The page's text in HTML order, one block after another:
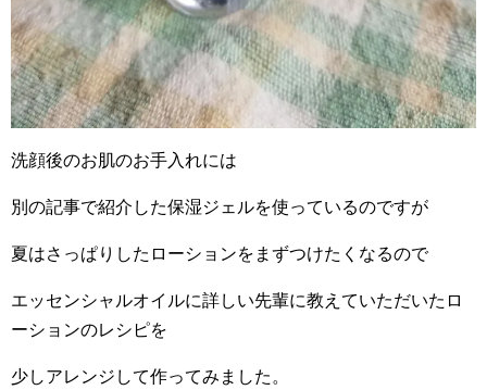
洗顔後のお肌のお手入れには
別の記事で紹介した保湿ジェルを使っているのですが
夏はさっぱりしたローションをまずつけたくなるので
エッセンシャルオイルに詳しい先輩に教えていただいたロ
ーションのレシピを
少しアレンジして作ってみました。